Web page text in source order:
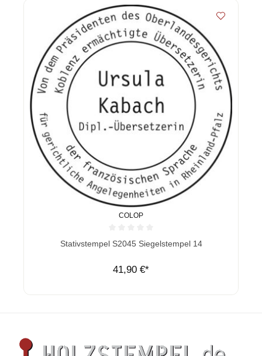
COLOP
Durchschnittliche Bewertung von 0 von 5 Sternen
Stativstempel S2045 Siegelstempel 14
41,90 €*